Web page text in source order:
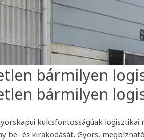
bármilyen
bármilyen
kulcsfontosságúak
be- és kirakodását. Gyors,